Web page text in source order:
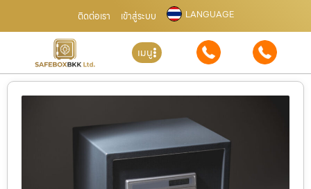
ติดต่อเรา เข้าสู่ระบบ LANGUAGE
เมนู